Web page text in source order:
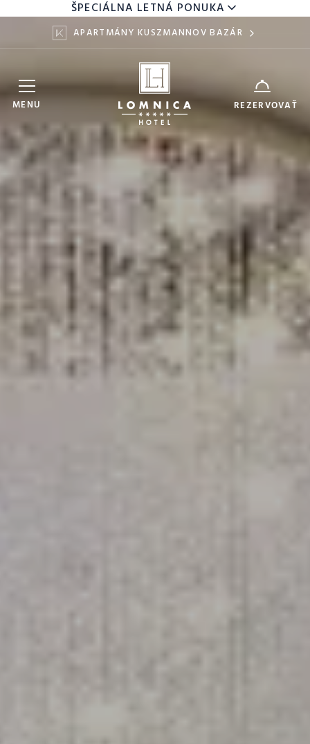
ŠPECIÁLNA LETNÁ PONUKA
APARTMÁNY KUSZMANNOV BAZÁR
MENU REZERVOVAŤ
ZARIADENIE Hotel Lomnica
DÁTUM 8 10 AUG
DETI